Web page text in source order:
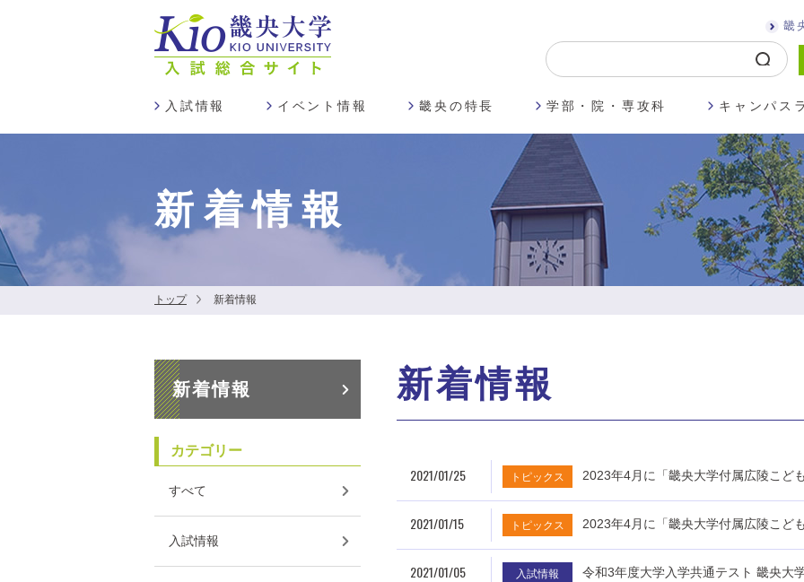
畿
入試情報 イベント情報 畿央の特長 学部・院・専攻科 キャンパス
新着情報
トップ 新着情報
新着情報
2021/01/25 トピックス 2023年4月に「畿央大学付属広陵こど
2021/01/15 トピックス 2023年4月に「畿央大学付属広陵こど
2021/01/05 入試情報
令和3年度大学入学共通テスト 畿央大
新着情報
カテゴリー
すべて
入試情報